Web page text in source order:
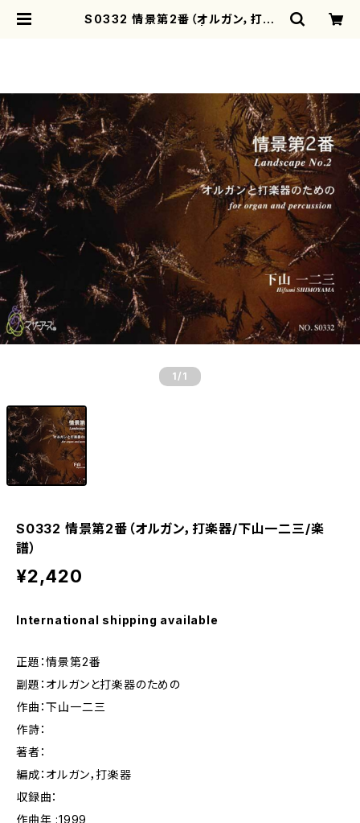
S0332 情景第2番（オルガン，打楽
1 /1
S0332 情景第2番（オルガン，打楽器/下山一二三/楽
譜）
¥2,420
International shipping available
正題：情景第2番
副題：オルガンと打楽器のための
作曲：下山一二三
作詩：
著者：
編成：オルガン，打楽器
収録曲：
作曲年 :1999